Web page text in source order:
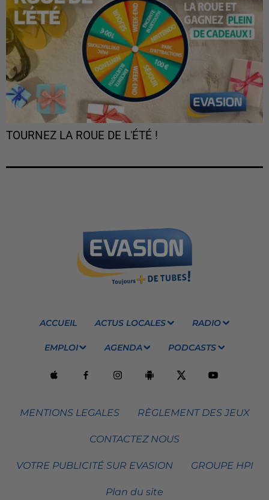
TOURNEZ LA ROUE DE L'ÉTÉ !
ACCUEIL ACTUS LOCALES RADIO
EMPLOI AGENDA PODCASTS
MENTIONS LEGALES RÈGLEMENT DES JEUX
CONTACTEZ NOUS
VOTRE PUBLICITÉ SUR EVASION GROUPE HPI
Plan du site